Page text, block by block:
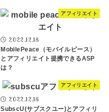
アフィリエイト
2022.12.18
MobilePeace（モバイルピース）
とアフィリエイト提携できるASP
は？
アフィリエイト
2022.12.18
SubscU(サブスクユー)とアフィリ